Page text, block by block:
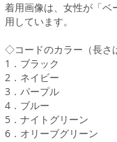
着用画像は、女性が「ベ
用しています。
◇コードのカラー（長さ
1．ブラック
2．ネイビー
3．パープル
4．ブルー
5．ナイトグリーン
6．オリーブグリーン